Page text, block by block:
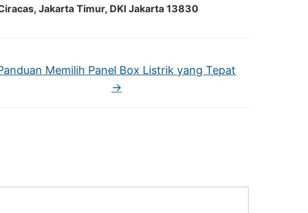
Jakarta Timur, DKI Jakarta 13830
Memilih Panel Box Listrik yang Tepat
→